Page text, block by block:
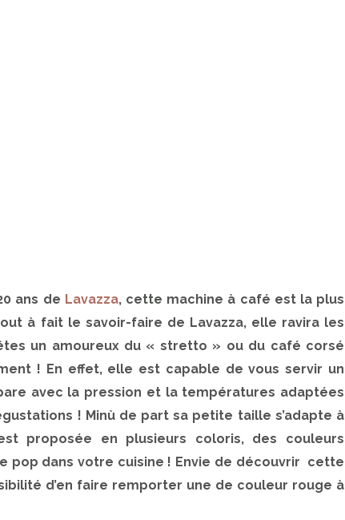
ans de Lavazza, cette machine à café est la plus
à fait le savoir-faire de Lavazza, elle ravira les
un amoureux du « stretto » ou du café corsé
! En effet, elle est capable de vous servir un
avec la pression et la températures adaptées
! Minù de part sa petite taille s’adapte à
proposée en plusieurs coloris, des couleurs
pop dans votre cuisine ! Envie de découvrir cette
d’en faire remporter une de couleur rouge à